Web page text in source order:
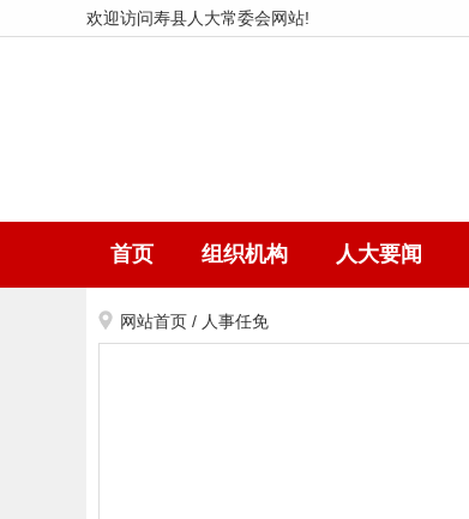
欢迎访问寿县人大常委会网站!
首页 组织机构 人大要闻
网站首页 / 人事任免